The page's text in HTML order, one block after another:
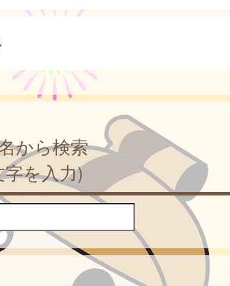
から検索
を入力)